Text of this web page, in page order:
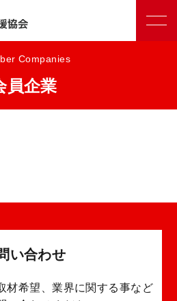
Companies
員企業
い合わせ
材希望、業界に関する事など